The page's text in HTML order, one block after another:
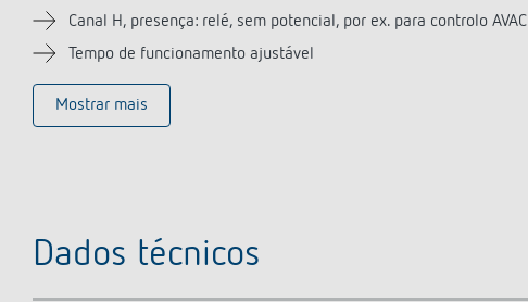
Canal H, presença: relé, sem potencial, por ex. para controlo AVAC
Tempo de funcionamento ajustável
Mostrar mais
Dados técnicos